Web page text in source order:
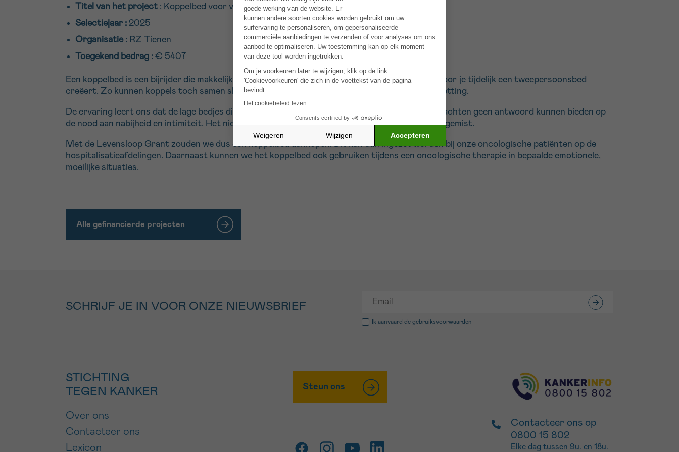
Titel van het project : Koppelbed voor verbondenheid en vertrouwelijkheid
Selectiejaar : 2025
Organisatie : RZ Tienen
Toegekend bedrag : € 5407
Een koppelbed is een bijrijder die makkelijk naast een ziekenhuisbed gereden kan worden waardoor je tijdelijk een tweepersoonsbed
creëert. Zo kunnen koppels toch samen slapen in het ziekenhuis of nabij zijn in een palliatieve setting.
De ervaring leert ons dat de lage bedjes die soms voorzien worden om de naaste te laten overnachten geen antwoord kunnen bieden op
de nood aan nabijheid en intimiteit. Het niet naast elkaar kunnen liggen, elkaar vastnemen werd gemist.
Met de Levensloop Grant zouden we dus een koppelbed aankopen. Dit kan dan ingezet worden bij onze oncologische patiënten op de
hospitalisatieafdelingen. Daarnaast kunnen we het koppelbed ook gebruiken tijdens een oncologische therapie in bepaalde emotionele,
moeilijke situaties.
Alle gefinancierde projecten
SCHRIJF JE IN VOOR ONZE NIEUWSBRIEF
Ik aanvaard de gebruiksvoorwaarden
STICHTING
TEGEN KANKER
Over ons
Contacteer ons
Lexicon
Steun ons
Contacteer ons op
0800 15 802
Elke dag tussen 9u. en 18u.